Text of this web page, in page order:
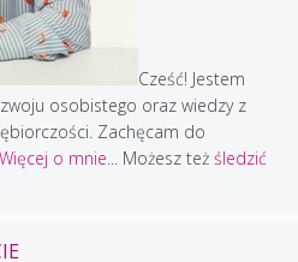
Cześć! Jestem
osobistego oraz wiedzy z
Zachęcam do
Więcej o mnie... Możesz też śledzić